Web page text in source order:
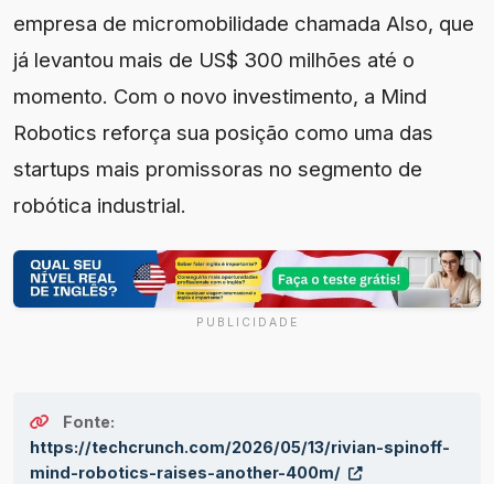
empresa de micromobilidade chamada Also, que
já levantou mais de US$ 300 milhões até o
momento. Com o novo investimento, a Mind
Robotics reforça sua posição como uma das
startups mais promissoras no segmento de
robótica industrial.
PUBLICIDADE
Fonte:
https://techcrunch.com/2026/05/13/rivian-spinoff-
mind-robotics-raises-another-400m/